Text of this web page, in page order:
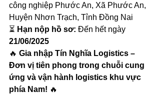
công nghiệp Phước An, Xã Phước An,
Huyện Nhơn Trạch, Tỉnh Đồng Nai
⏳ Hạn nộp hồ sơ: Đến hết ngày
21/06/2025
🔥 Gia nhập Tín Nghĩa Logistics –
Đơn vị tiên phong trong chuỗi cung
ứng và vận hành logistics khu vực
phía Nam! 🔥